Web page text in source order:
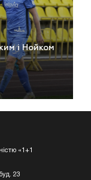
і Нойком
«1+1
23